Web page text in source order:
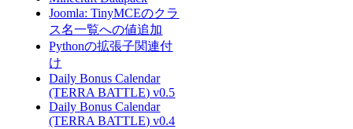
Joomla: TinyMCEのクラ
ス名一覧への値追加
Pythonの拡張子関連付
け
Daily Bonus Calendar
(TERRA BATTLE) v0.5
Daily Bonus Calendar
(TERRA BATTLE) v0.4